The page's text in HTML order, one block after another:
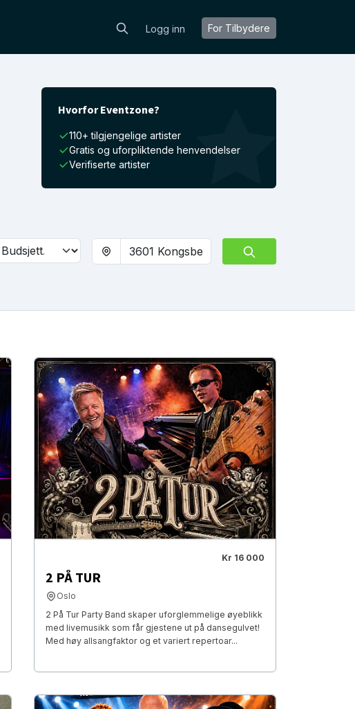
Logg inn For Tilbydere
Hvorfor Eventzone?
110+ tilgjengelige artister
Gratis og uforpliktende henvendelser
Verifiserte artister
Kr 16 000
2 PÅ TUR
Oslo
2 På Tur Party Band skaper uforglemmelige øyeblikk
med livemusikk som får gjestene ut på dansegulvet!
Med høy allsangfaktor og et variert repertoar...